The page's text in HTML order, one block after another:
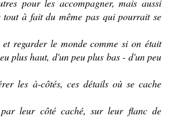
pour les accompagner, mais aussi
à fait du même pas qui pourrait se
regarder le monde comme si on était
plus haut, d'un peu plus bas - d'un peu
les à-côtés, ces détails où se cache
leur côté caché, sur leur flanc de